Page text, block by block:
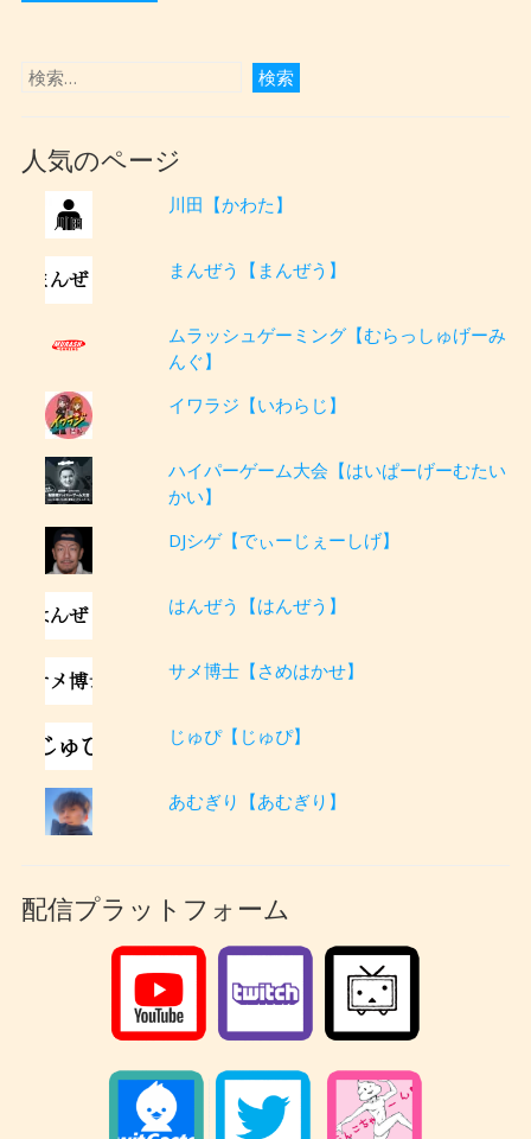
人気のページ
川田【かわた】
まんぜう【まんぜう】
ムラッシュゲーミング【むらっしゅげーみ
んぐ】
イワラジ【いわらじ】
ハイパーゲーム大会【はいぱーげーむたい
かい】
DJシゲ【でぃーじぇーしげ】
はんぜう【はんぜう】
サメ博士【さめはかせ】
じゅぴ【じゅぴ】
あむぎり【あむぎり】
配信プラットフォーム